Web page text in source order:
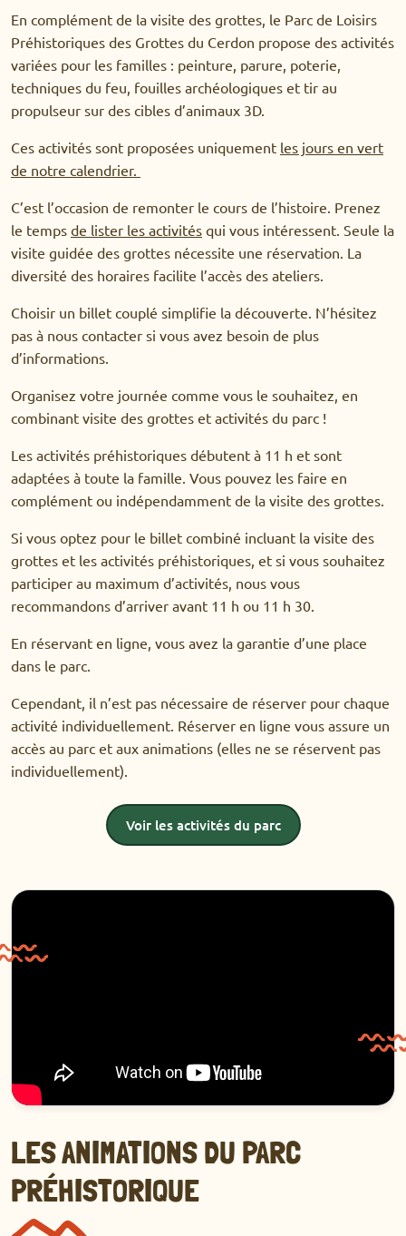
En complément de la visite des grottes, le Parc de Loisirs
Préhistoriques des Grottes du Cerdon propose des activités
variées pour les familles : peinture, parure, poterie,
techniques du feu, fouilles archéologiques et tir au
propulseur sur des cibles d’animaux 3D.
Ces activités sont proposées uniquement les jours en vert
de notre calendrier.
C’est l’occasion de remonter le cours de l’histoire. Prenez
le temps de lister les activités qui vous intéressent. Seule la
visite guidée des grottes nécessite une réservation. La
diversité des horaires facilite l’accès des ateliers.
Choisir un billet couplé simplifie la découverte. N’hésitez
pas à nous contacter si vous avez besoin de plus
d’informations.
Organisez votre journée comme vous le souhaitez, en
combinant visite des grottes et activités du parc !
Les activités préhistoriques débutent à 11 h et sont
adaptées à toute la famille. Vous pouvez les faire en
complément ou indépendamment de la visite des grottes.
Si vous optez pour le billet combiné incluant la visite des
grottes et les activités préhistoriques, et si vous souhaitez
participer au maximum d’activités, nous vous
recommandons d’arriver avant 11 h ou 11 h 30.
En réservant en ligne, vous avez la garantie d’une place
dans le parc.
Cependant, il n’est pas nécessaire de réserver pour chaque
activité individuellement. Réserver en ligne vous assure un
accès au parc et aux animations (elles ne se réservent pas
individuellement).
Voir les activités du parc
LES ANIMATIONS DU PARC
PRÉHISTORIQUE